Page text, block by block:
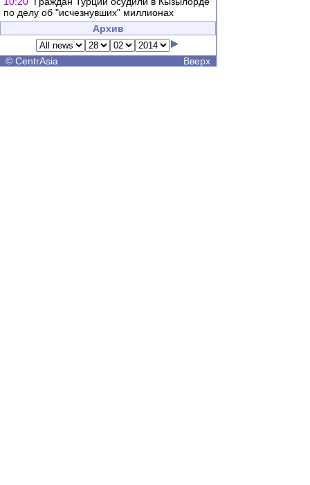
по делу об "исчезнувших" миллионах
Архив
© CentrAsia Вверх